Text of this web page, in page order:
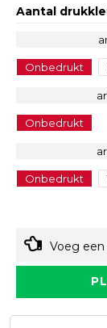
Aantal
Onbedrukt
Onbedrukt
Onbedrukt
Voeg een